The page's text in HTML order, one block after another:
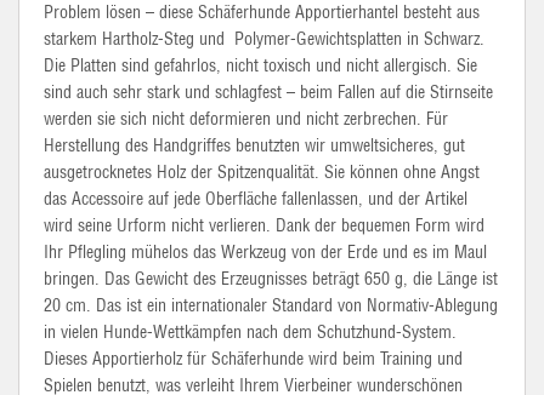
Problem lösen – diese Schäferhunde Apportierhantel besteht aus
starkem Hartholz-Steg und Polymer-Gewichtsplatten in Schwarz.
Die Platten sind gefahrlos, nicht toxisch und nicht allergisch. Sie
sind auch sehr stark und schlagfest – beim Fallen auf die Stirnseite
werden sie sich nicht deformieren und nicht zerbrechen. Für
Herstellung des Handgriffes benutzten wir umweltsicheres, gut
ausgetrocknetes Holz der Spitzenqualität. Sie können ohne Angst
das Accessoire auf jede Oberfläche fallenlassen, und der Artikel
wird seine Urform nicht verlieren. Dank der bequemen Form wird
Ihr Pflegling mühelos das Werkzeug von der Erde und es im Maul
bringen. Das Gewicht des Erzeugnisses beträgt 650 g, die Länge ist
20 cm. Das ist ein internationaler Standard von Normativ-Ablegung
in vielen Hunde-Wettkämpfen nach dem Schutzhund-System.
Dieses Apportierholz für Schäferhunde wird beim Training und
Spielen benutzt, was verleiht Ihrem Vierbeiner wunderschönen